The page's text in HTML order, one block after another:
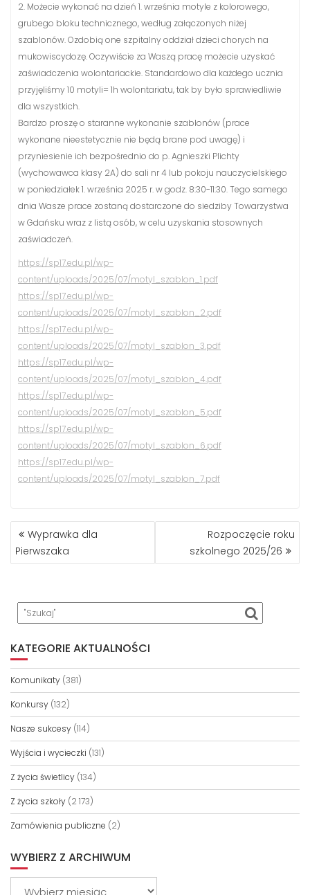
2. Możecie wykonać na dzień 1. września motyle z kolorowego,
grubego bloku technicznego, według załączonych niżej
szablonów. Ozdobią one szpitalny oddział dzieci chorych na
mukowiscydozę. Oczywiście za Waszą pracę możecie uzyskać
zaświadczenia wolontariackie. Standardowo dla każdego ucznia
przyjęliśmy 10 motyli= 1h wolontariatu, tak by było sprawiedliwie
dla wszystkich.
Bardzo proszę o staranne wykonanie szablonów (prace
wykonane nieestetycznie nie będą brane pod uwagę) i
przyniesienie ich bezpośrednio do p. Agnieszki Plichty
(wychowawca klasy 2A) do sali nr 4 lub pokoju nauczycielskiego
w poniedziałek 1. września 2025 r. w godz. 8:30-11:30. Tego samego
dnia Wasze prace zostaną dostarczone do siedziby Towarzystwa
w Gdańsku wraz z listą osób, w celu uzyskania stosownych
zaświadczeń.
https://sp17.edu.pl/wp-
content/uploads/2025/07/motyl_szablon_1.pdf
https://sp17.edu.pl/wp-
content/uploads/2025/07/motyl_szablon_2.pdf
https://sp17.edu.pl/wp-
content/uploads/2025/07/motyl_szablon_3.pdf
https://sp17.edu.pl/wp-
content/uploads/2025/07/motyl_szablon_4.pdf
https://sp17.edu.pl/wp-
content/uploads/2025/07/motyl_szablon_5.pdf
https://sp17.edu.pl/wp-
content/uploads/2025/07/motyl_szablon_6.pdf
https://sp17.edu.pl/wp-
content/uploads/2025/07/motyl_szablon_7.pdf
NAWIGACJA
WPISU
Wyprawka dla
Pierwszaka
Rozpoczęcie roku
szkolnego 2025/26
KATEGORIE AKTUALNOŚCI
Komunikaty (381)
Konkursy (132)
Nasze sukcesy (114)
Wyjścia i wycieczki (131)
Z życia świetlicy (134)
Z życia szkoły (2 173)
Zamówienia publiczne (2)
WYBIERZ Z ARCHIWUM